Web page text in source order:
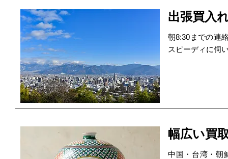
出張買入
朝8:30までの連
スピーディに伺
幅広い買
中国・台湾・朝